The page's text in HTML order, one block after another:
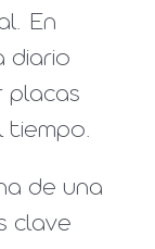
En
diario
placas
tiempo.
de una
clave